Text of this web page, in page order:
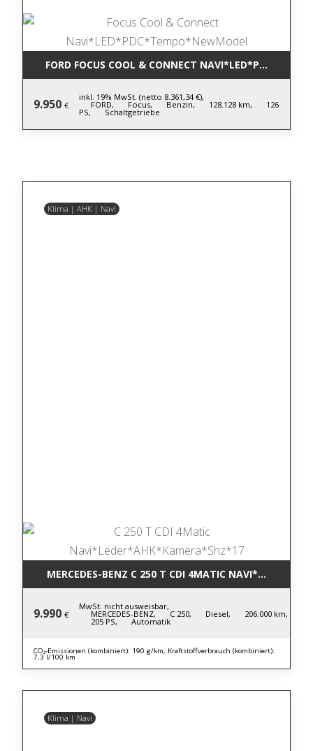
FORD FOCUS COOL & CONNECT
9.950 €
inkl. 19% MwSt. (netto 8.361,34 €),
FORD, Focus, Benzin, 128.128 km, 126
PS, Schaltgetriebe
Klima | AHK | Navi
MERCEDES-BENZ C 250 T CDI 4MATIC
9.990 €
MwSt. nicht ausweisbar,
MERCEDES-BENZ, C 250, Diesel, 206.000 km,
205 PS, Automatik
CO₂-Emissionen (kombiniert): 190 g/km, Kraftstoffverbrauch (kombiniert):
7,3 l/100 km
Klima | Navi